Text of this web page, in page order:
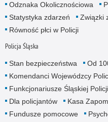
Odznaka Okolicznościowa
Statystyka zdarzeń
Związki
Równość płci w Policji
Policja Śląska
Stan bezpieczeństwa
Od
Komendanci Wojewódzcy
Funkcjonariusze Śląskiej
Dla policjantów
Kasa
Fundusze pomocowe